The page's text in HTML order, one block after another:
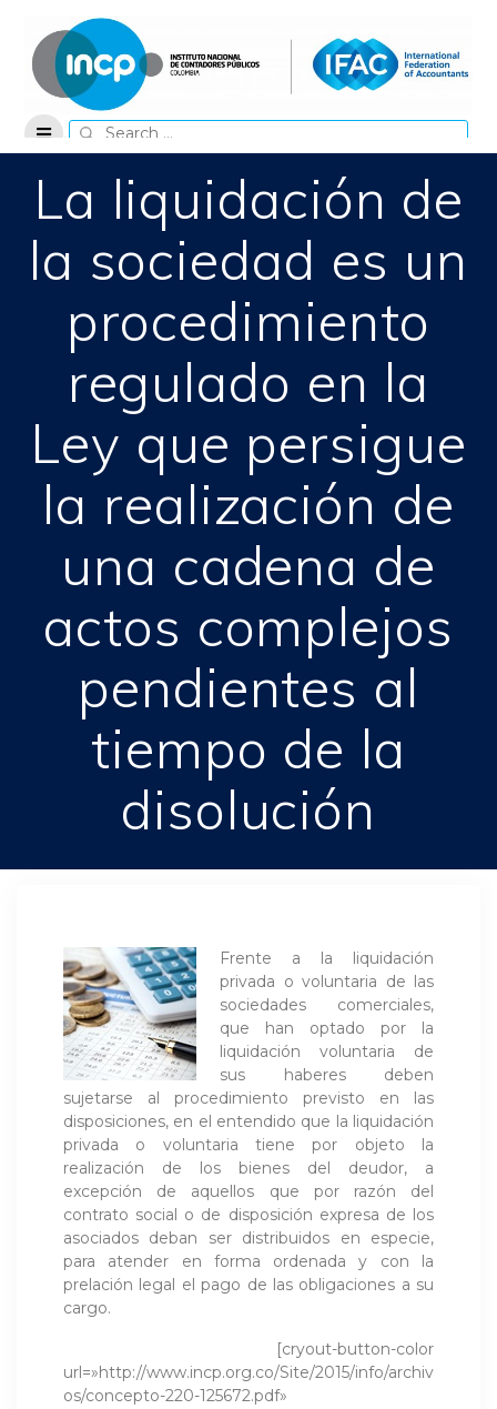
content
Search
for:
La liquidación de
la sociedad es un
procedimiento
regulado en la
Ley que persigue
la realización de
una cadena de
actos complejos
pendientes al
tiempo de la
disolución
Frente a la liquidación
privada o voluntaria de las
sociedades comerciales,
que han optado por la
liquidación voluntaria de
sus haberes deben
sujetarse al procedimiento previsto en las
disposiciones, en el entendido que la liquidación
privada o voluntaria tiene por objeto la
realización de los bienes del deudor, a
excepción de aquellos que por razón del
contrato social o de disposición expresa de los
asociados deban ser distribuidos en especie,
para atender en forma ordenada y con la
prelación legal el pago de las obligaciones a su
cargo.
[cryout-button-color
url=»http://www.incp.org.co/Site/2015/info/archiv
os/concepto-220-125672.pdf»